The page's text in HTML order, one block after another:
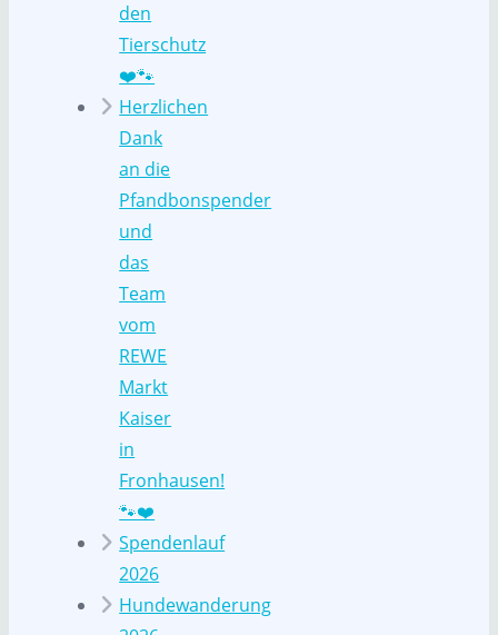
den
Tierschutz
❤️🐾
Herzlichen
Dank
an die
Pfandbonspender
und
das
Team
vom
REWE
Markt
Kaiser
in
Fronhausen!
🐾❤️
Spendenlauf
2026
Hundewanderung